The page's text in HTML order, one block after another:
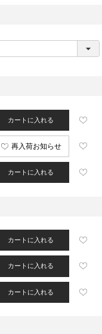
カートに入れる
再入荷お知らせ
カートに入れる
カートに入れる
カートに入れる
カートに入れる